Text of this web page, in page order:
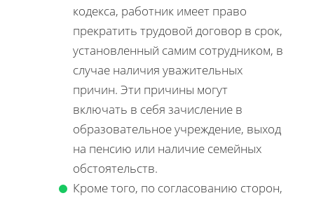
кодекса, работник имеет право
прекратить трудовой договор в срок,
установленный самим сотрудником, в
случае наличия уважительных
причин. Эти причины могут
включать в себя зачисление в
образовательное учреждение, выход
на пенсию или наличие семейных
обстоятельств.
Кроме того, по согласованию сторон,